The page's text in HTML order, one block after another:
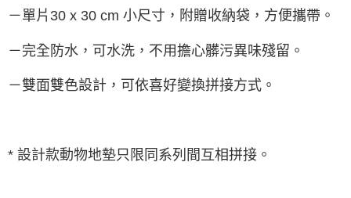
－單片30 x 30 cm 小尺寸，附贈收納袋，方便攜帶。
－完全防水，可水洗，不用擔心髒污異味殘留。
－雙面雙色設計，可依喜好變換拼接方式。
* 設計款動物地墊只限同系列間互相拼接。